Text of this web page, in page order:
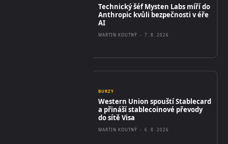
Technický šéf Mysten Labs míří do
Anthropic kvůli bezpečnosti v éře
AI
MARTIN KOUTNÝ - 7. 8. 2026
BURZY
Western Union spouští Stablecard
a přináší stablecoinové převody
do sítě Visa
MARTIN KOUTNÝ - 6. 8. 2026